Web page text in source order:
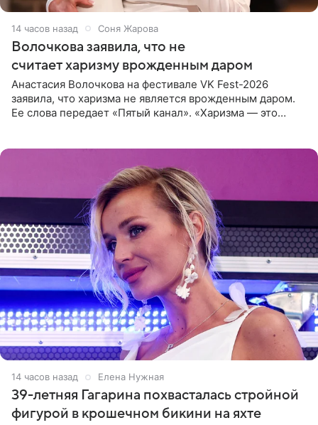
14 часов назад Соня Жарова
Волочкова заявила, что не
считает харизму врожденным даром
Анастасия Волочкова на фестивале VK Fest-2026
заявила, что харизма не является врожденным даром.
Ее слова передает «Пятый канал». «Харизма — это
14 часов назад Елена Нужная
39-летняя Гагарина похвасталась стройной
фигурой в крошечном бикини на яхте